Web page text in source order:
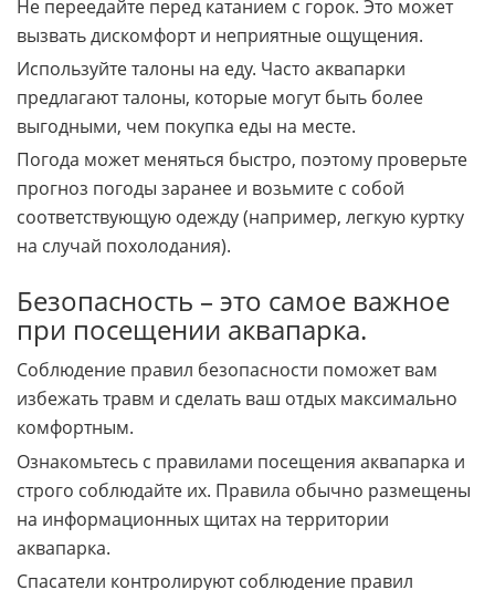
Не переедайте перед катанием с горок. Это может
вызвать дискомфорт и неприятные ощущения.
Используйте талоны на еду. Часто аквапарки
предлагают талоны, которые могут быть более
выгодными, чем покупка еды на месте.
Погода может меняться быстро, поэтому проверьте
прогноз погоды заранее и возьмите с собой
соответствующую одежду (например, легкую куртку
Безопасность – это самое важное
при посещении аквапарка.
Соблюдение правил безопасности поможет вам
избежать травм и сделать ваш отдых максимально
комфортным.
Ознакомьтесь с правилами посещения аквапарка и
строго соблюдайте их. Правила обычно размещены
на информационных щитах на территории
аквапарка.